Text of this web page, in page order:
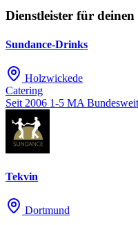
Dienstleister für
Sundance-Drinks
Holzwickede
Catering
Seit 2006 1-5 MA Bundesweit
Tekvin
Dortmund